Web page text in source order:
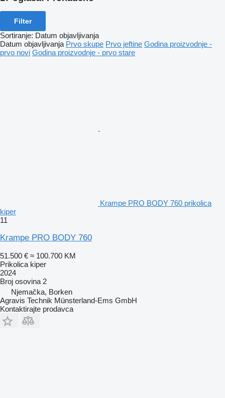
Filter
Sortiranje: Datum objavljivanja
Datum objavljivanja Prvo skupe Prvo jeftine Godina proizvodnje -
prvo novi Godina proizvodnje - prvo stare
Krampe PRO BODY 760 prikolica
kiper
11
Krampe PRO BODY 760
51.500 € ≈ 100.700 KM
Prikolica kiper
2024
Broj osovina 2
Njemačka, Borken
Agravis Technik Münsterland-Ems GmbH
Kontaktirajte prodavca